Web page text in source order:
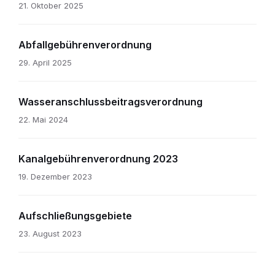
21. Oktober 2025
Abfallgebührenverordnung
29. April 2025
Wasseranschlussbeitragsverordnung
22. Mai 2024
Kanalgebührenverordnung 2023
19. Dezember 2023
Aufschließungsgebiete
23. August 2023